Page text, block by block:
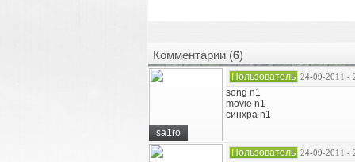
Комментарии (6)
sa1ro
Пользователь 24-09-2011 -
song n1
movie n1
синхра n1
Пользователь 24-09-2011 -